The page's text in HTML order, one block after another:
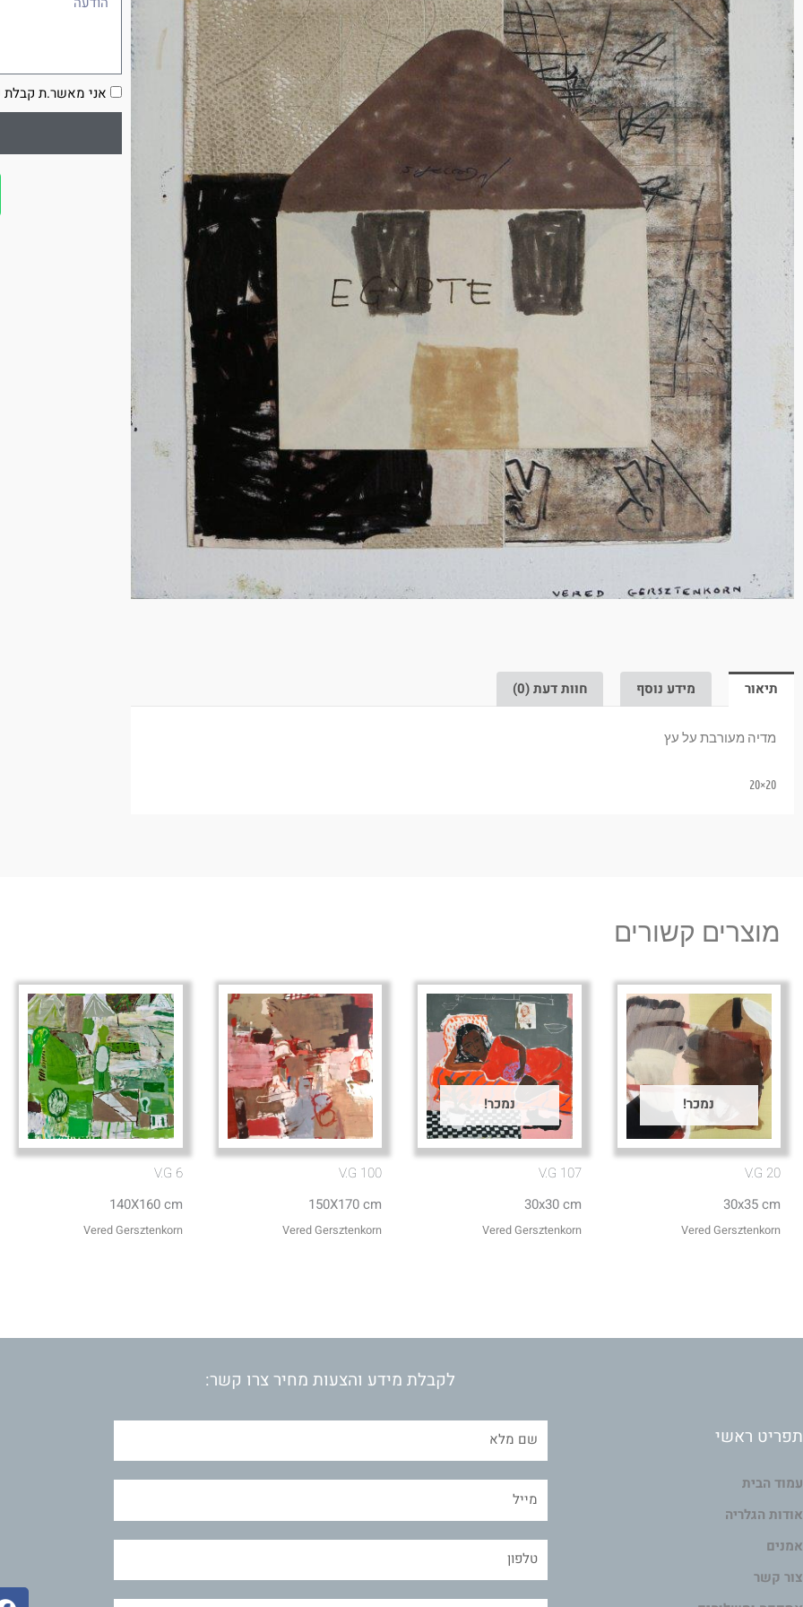
תיאור מידע נוסף חוות דעת (0)
מדיה מעורבת על עץ
20×20
הסכמה
אני מאשר.ת קבלת
מוצרים קשורים
נמכר!
V.G 20
30x35 cm
Vered Gersztenkorn
נמכר!
V.G 107
30x30 cm
Vered Gersztenkorn
V.G 100
150X170 cm
Vered Gersztenkorn
V.G 6
140X160 cm
Vered Gersztenkorn
תפריט ראשי
עמוד הבית
אודות הגלריה
אמנים
צור קשר
לקבלת מידע והצעות מחיר צרו קשר: